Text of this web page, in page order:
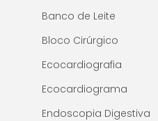
Banco de Leite
Bloco Cirúrgico
Ecocardiografia
Ecocardiograma
Endoscopia Digestiva